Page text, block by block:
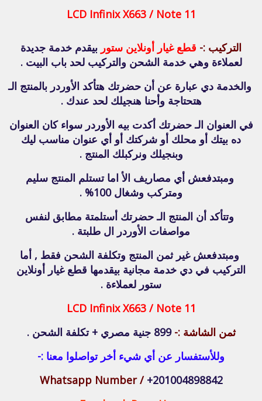
LCD Infinix X663 / Note 11
التركيب :- قطع غيار أونلاين ستور بيقدم خدمة جديدة
لعملاءة وهي خدمة الشحن والتركيب لحد باب البيت .
والخدمة دي عبارة عن أن حضرتك هتأكد الأوردر بالمنتج الـ
هتحتاجة وأحنا هنجيلك لحد عندك .
في العنوان الـ حضرتك أكدت بيه الأوردر سواء كان العنوان
ده بيتك أو محلك أو شركتك أو أي عنوان مناسب ليك
وبنجيلك ونركبلك المنتج .
ومبتدفعش أي مصاريف الأ اما تستلم المنتج سليم
ومتركب وشغال 100% .
وتتأكد أن المنتج الـ حضرتك أستلمتة مطابق لنفس
مواصفات الأوردر ال طلبتة .
ومبتدفعش غير ثمن المنتج وتكلفة الشحن فقط , أما
التركيب في دي خدمة مجانية بيقدمها قطع غيار أونلاين
ستور لعملاءة .
LCD Infinix X663 / Note 11
ثمن الشاشة :- 899 جنية مصري + تكلفة الشحن .
وللأستفسار عن أي شيء أخر تواصلوا معنا :-
Whatsapp Number / +201004898842